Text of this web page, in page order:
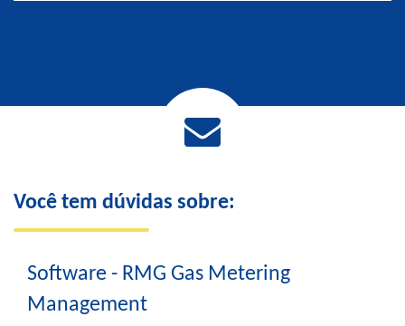
Você tem dúvidas sobre:
Software - RMG Gas Metering
Management